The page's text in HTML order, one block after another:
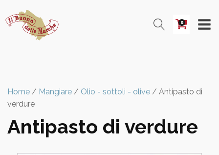
0
Home / Mangiare / Olio - sottoli - olive / Antipasto di
verdure
Antipasto di verdure